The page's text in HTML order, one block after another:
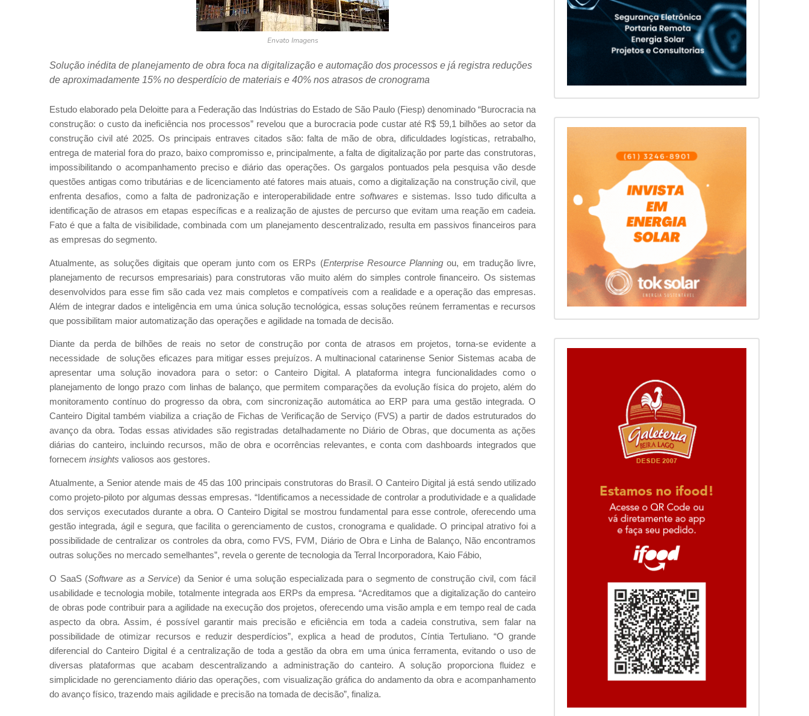
Envato Imagens
Solução inédita de planejamento de obra foca na digitalização e automação dos processos e já registra reduções
de aproximadamente 15% no desperdício de materiais e 40% nos atrasos de cronograma
Estudo elaborado pela Deloitte para a Federação das Indústrias do Estado de São Paulo (Fiesp) denominado “Burocracia na
construção: o custo da ineficiência nos processos” revelou que a burocracia pode custar até R$ 59,1 bilhões ao setor da
construção civil até 2025. Os principais entraves citados são: falta de mão de obra, dificuldades logísticas, retrabalho,
entrega de material fora do prazo, baixo compromisso e, principalmente, a falta de digitalização por parte das construtoras,
impossibilitando o acompanhamento preciso e diário das operações. Os gargalos pontuados pela pesquisa vão desde
questões antigas como tributárias e de licenciamento até fatores mais atuais, como a digitalização na construção civil, que
enfrenta desafios, como a falta de padronização e interoperabilidade entre softwares e sistemas. Isso tudo dificulta a
identificação de atrasos em etapas específicas e a realização de ajustes de percurso que evitam uma reação em cadeia.
Fato é que a falta de visibilidade, combinada com um planejamento descentralizado, resulta em passivos financeiros para
as empresas do segmento.
Atualmente, as soluções digitais que operam junto com os ERPs (Enterprise Resource Planning ou, em tradução livre,
planejamento de recursos empresariais) para construtoras vão muito além do simples controle financeiro. Os sistemas
desenvolvidos para esse fim são cada vez mais completos e compatíveis com a realidade e a operação das empresas.
Além de integrar dados e inteligência em uma única solução tecnológica, essas soluções reúnem ferramentas e recursos
que possibilitam maior automatização das operações e agilidade na tomada de decisão.
Diante da perda de bilhões de reais no setor de construção por conta de atrasos em projetos, torna-se evidente a
necessidade de soluções eficazes para mitigar esses prejuízos. A multinacional catarinense Senior Sistemas acaba de
apresentar uma solução inovadora para o setor: o Canteiro Digital. A plataforma integra funcionalidades como o
planejamento de longo prazo com linhas de balanço, que permitem comparações da evolução física do projeto, além do
monitoramento contínuo do progresso da obra, com sincronização automática ao ERP para uma gestão integrada. O
Canteiro Digital também viabiliza a criação de Fichas de Verificação de Serviço (FVS) a partir de dados estruturados do
avanço da obra. Todas essas atividades são registradas detalhadamente no Diário de Obras, que documenta as ações
diárias do canteiro, incluindo recursos, mão de obra e ocorrências relevantes, e conta com dashboards integrados que
fornecem insights valiosos aos gestores.
Atualmente, a Senior atende mais de 45 das 100 principais construtoras do Brasil. O Canteiro Digital já está sendo utilizado
como projeto-piloto por algumas dessas empresas. “Identificamos a necessidade de controlar a produtividade e a qualidade
dos serviços executados durante a obra. O Canteiro Digital se mostrou fundamental para esse controle, oferecendo uma
gestão integrada, ágil e segura, que facilita o gerenciamento de custos, cronograma e qualidade. O principal atrativo foi a
possibilidade de centralizar os controles da obra, como FVS, FVM, Diário de Obra e Linha de Balanço, Não encontramos
outras soluções no mercado semelhantes”, revela o gerente de tecnologia da Terral Incorporadora, Kaio Fábio,
O SaaS (Software as a Service) da Senior é uma solução especializada para o segmento de construção civil, com fácil
usabilidade e tecnologia mobile, totalmente integrada aos ERPs da empresa. “Acreditamos que a digitalização do canteiro
de obras pode contribuir para a agilidade na execução dos projetos, oferecendo uma visão ampla e em tempo real de cada
aspecto da obra. Assim, é possível garantir mais precisão e eficiência em toda a cadeia construtiva, sem falar na
possibilidade de otimizar recursos e reduzir desperdícios”, explica a head de produtos, Cíntia Tertuliano. “O grande
diferencial do Canteiro Digital é a centralização de toda a gestão da obra em uma única ferramenta, evitando o uso de
diversas plataformas que acabam descentralizando a administração do canteiro. A solução proporciona fluidez e
simplicidade no gerenciamento diário das operações, com visualização gráfica do andamento da obra e acompanhamento
do avanço físico, trazendo mais agilidade e precisão na tomada de decisão”, finaliza.